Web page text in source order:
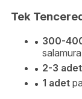
Tek
300-
2-3 adet
1 adet